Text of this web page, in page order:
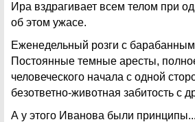
Ира вздрагивает всем телом при
об этом ужасе.
Еженедельный розги с
Постоянные темные аресты,
человеческого начала с одной
безответно-животная забитость с
А у этого Иванова были